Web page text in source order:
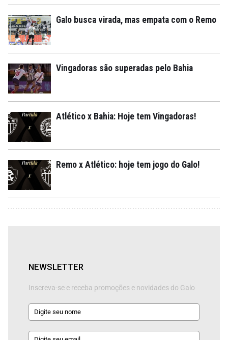
Galo busca virada, mas empata com o Remo
Vingadoras são superadas pelo Bahia
Atlético x Bahia: Hoje tem Vingadoras!
Remo x Atlético: hoje tem jogo do Galo!
NEWSLETTER
Inscreva-se e receba promoções e novidades do Galo